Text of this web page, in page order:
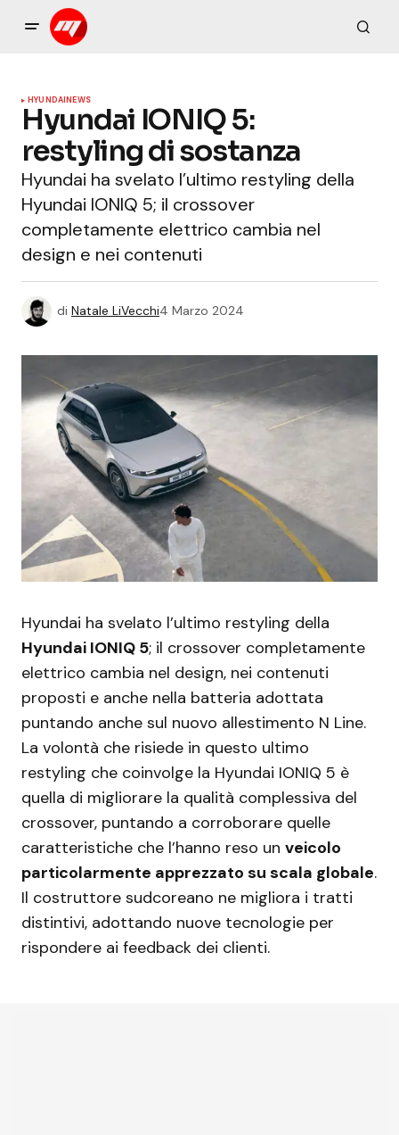
HYUNDAINEWS
Hyundai IONIQ 5:
restyling di sostanza
Hyundai ha svelato l’ultimo restyling della
Hyundai IONIQ 5; il crossover
completamente elettrico cambia nel
design e nei contenuti
di Natale LiVecchi4 Marzo 2024
Hyundai ha svelato l’ultimo restyling della
Hyundai IONIQ 5; il crossover completamente
elettrico cambia nel design, nei contenuti
proposti e anche nella batteria adottata
puntando anche sul nuovo allestimento N Line.
La volontà che risiede in questo ultimo
restyling che coinvolge la Hyundai IONIQ 5 è
quella di migliorare la qualità complessiva del
crossover, puntando a corroborare quelle
caratteristiche che l’hanno reso un veicolo
particolarmente apprezzato su scala globale.
Il costruttore sudcoreano ne migliora i tratti
distintivi, adottando nuove tecnologie per
rispondere ai feedback dei clienti.